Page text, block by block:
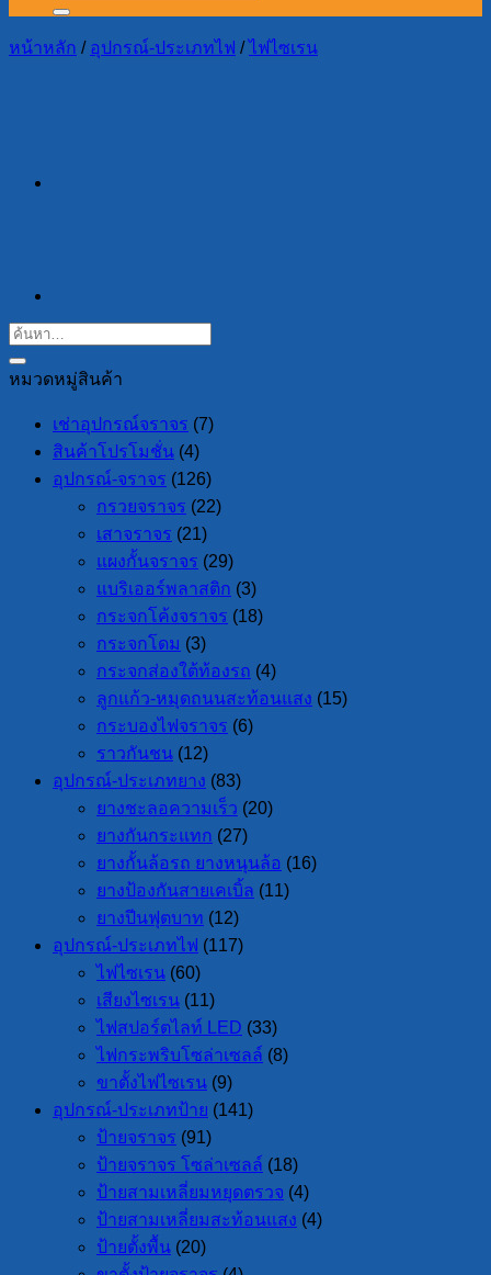
หน้าหลัก / อุปกรณ์-ประเภทไฟ / ไฟไซเรน
หมวดหมู่สินค้า
เช่าอุปกรณ์จราจร (7)
สินค้าโปรโมชั่น (4)
อุปกรณ์-จราจร (126)
กรวยจราจร (22)
เสาจราจร (21)
แผงกั้นจราจร (29)
แบริเออร์พลาสติก (3)
กระจกโค้งจราจร (18)
กระจกโดม (3)
กระจกส่องใต้ท้องรถ (4)
ลูกแก้ว-หมุดถนนสะท้อนแสง (15)
กระบองไฟจราจร (6)
ราวกันชน (12)
อุปกรณ์-ประเภทยาง (83)
ยางชะลอความเร็ว (20)
ยางกันกระแทก (27)
ยางกั้นล้อรถ ยางหนุนล้อ (16)
ยางป้องกันสายเคเบิ้ล (11)
ยางปีนฟุตบาท (12)
อุปกรณ์-ประเภทไฟ (117)
ไฟไซเรน (60)
เสียงไซเรน (11)
ไฟสปอร์ตไลท์ LED (33)
ไฟกระพริบโซล่าเซลล์ (8)
ขาตั้งไฟไซเรน (9)
อุปกรณ์-ประเภทป้าย (141)
ป้ายจราจร (91)
ป้ายจราจร โซล่าเซลล์ (18)
ป้ายสามเหลี่ยมหยุดตรวจ (4)
ป้ายสามเหลี่ยมสะท้อนแสง (4)
ป้ายตั้งพื้น (20)